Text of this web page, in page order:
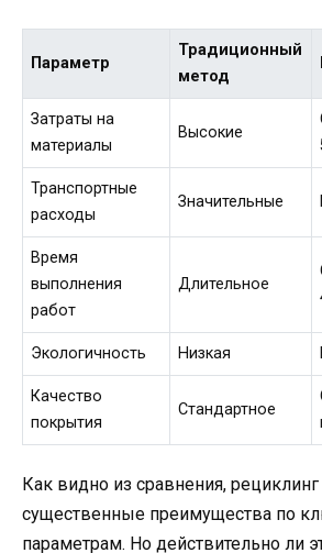
Параметр
Традиционный
метод
Затраты на
материалы
Высокие
Транспортные
расходы
Значительные
Время
выполнения
работ
Длительное
Экологичность Низкая
Качество
покрытия
Стандартное
Как видно из сравнения, рециклинг
существенные преимущества по
параметрам. Но действительно ли